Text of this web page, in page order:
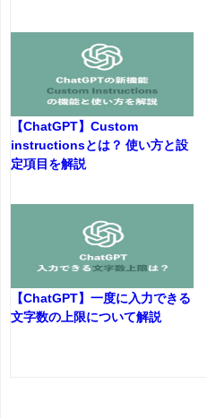
【ChatGPT】Custom
instructionsとは？ 使い方と設
定項目を解説
【ChatGPT】一度に入力できる
文字数の上限について解説